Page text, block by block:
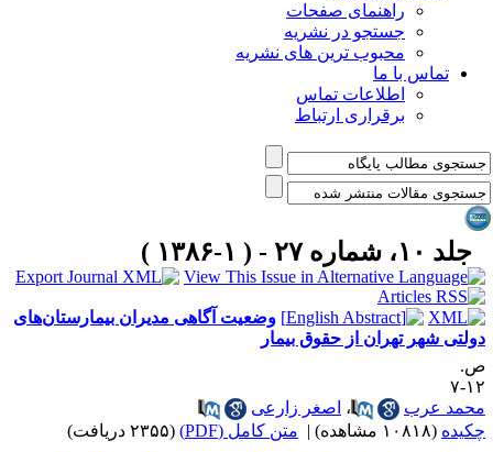
راهنمای صفحات
جستجو در نشریه
محبوب ترین های نشریه
تماس با ما
اطلاعات تماس
برقراری ارتباط
جلد ۱۰، شماره ۲۷ - ( ۱-۱۳۸۶ )
وضعیت آگاهی مدیران بیمارستان‌های
شهر تهران از حقوق بیمار
۷
عرب
،اصغر زارعی
(۱۰۸۱۸ مشاهده) | متن کامل (PDF) (۲۳۵۵ دریافت)